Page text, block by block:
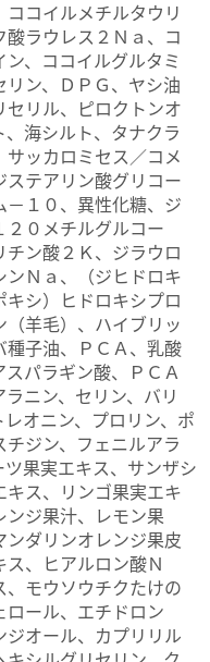
ッシュ取り、泡立てま
らないように、指の
コイルメチルタウリ
ラウレス２Ｎａ、コ
、ココイルグルタミ
ン、ＤＰＧ、ヤシ油
リル、ピロクトンオ
海シルト、タナクラ
ッカロミセス／コメ
ステアリン酸グリコー
１０、異性化糖、ジ
０メチルグルコー
ン酸２Ｋ、ジラウロ
Ｎａ、（ジヒドロキ
シ）ヒドロキシプロ
（羊毛）、ハイブリッ
種子油、ＰＣＡ、乳酸
パラギン酸、ＰＣＡ
ニン、セリン、バリ
オニン、プロリン、ポ
ジン、フェニルアラ
果実エキス、サンザシ
ス、リンゴ果実エキ
ンジ果汁、レモン果
ダリンオレンジ果皮
、ヒアルロン酸Ｎ
、モウソウチクたけの
ロール、エチドロン
オール、カプリリル